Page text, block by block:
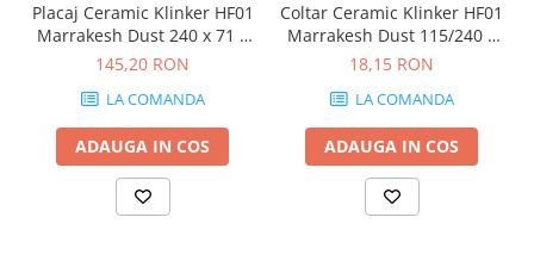
Placaj Ceramic Klinker HF01
Marrakesh Dust 240 x 71 x
10mm
145,20 RON
LA COMANDA
ADAUGA IN COS
Coltar Ceramic Klinker HF01
Marrakesh Dust 115/240 x
71 x 10mm
18,15 RON
LA COMANDA
ADAUGA IN COS